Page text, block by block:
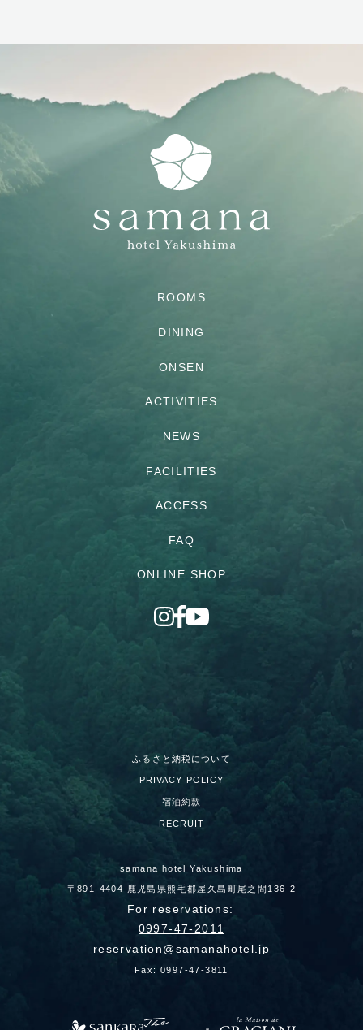
ROOMS
DINING
ONSEN
ACTIVITIES
NEWS
FACILITIES
ACCESS
FAQ
ONLINE SHOP
ふるさと納税について
PRIVACY POLICY
宿泊約款
RECRUIT
samana hotel Yakushima
〒891-4404 鹿児島県熊毛郡屋久島町尾之間136-2
For reservations:
0997-47-2011
reservation
samanahotel.jp
Fax: 0997-47-3811